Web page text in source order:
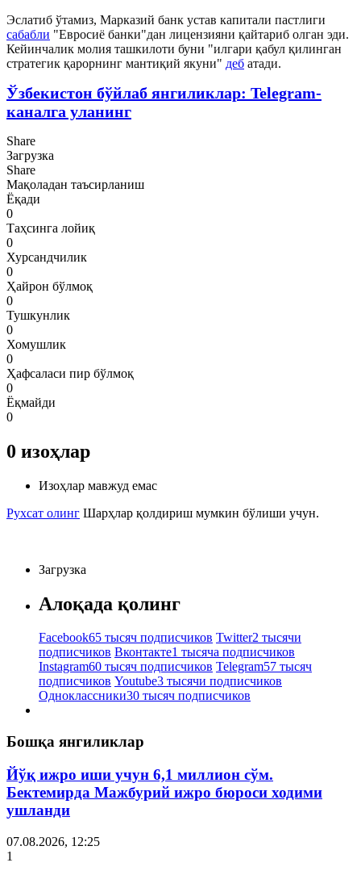
Эслатиб ўтамиз, Марказий банк устав капитали пастлиги
сабабли "Евросиё банки"дан лицензияни қайтариб олган эди.
Кейинчалик молия ташкилоти буни "илгари қабул қилинган
стратегик қарорнинг мантиқий якуни" деб атади.
Ўзбекистон бўйлаб янгиликлар: Telegram-
каналга уланинг
Share
Загрузка
Share
Мақоладан таъсирланиш
Ёқади
0
Таҳсинга лойиқ
0
Хурсандчилик
0
Ҳайрон бўлмоқ
0
Тушкунлик
0
Хомушлик
0
Ҳафсаласи пир бўлмоқ
0
Ёқмайди
0
0 изоҳлар
Изоҳлар мавжуд емас
Рухсат олинг Шарҳлар қолдириш мумкин бўлиши учун.
Загрузка
Алоқада қолинг
Facebook65 тысяч подписчиков Twitter2 тысячи
подписчиков Вконтакте1 тысяча подписчиков
Instagram60 тысяч подписчиков Telegram57 тысяч
подписчиков Youtube3 тысячи подписчиков
Одноклассники30 тысяч подписчиков
Бошқа янгиликлар
Йўқ ижро иши учун 6,1 миллион сўм.
Бектемирда Мажбурий ижро бюроси ходими
ушланди
07.08.2026, 12:25
1